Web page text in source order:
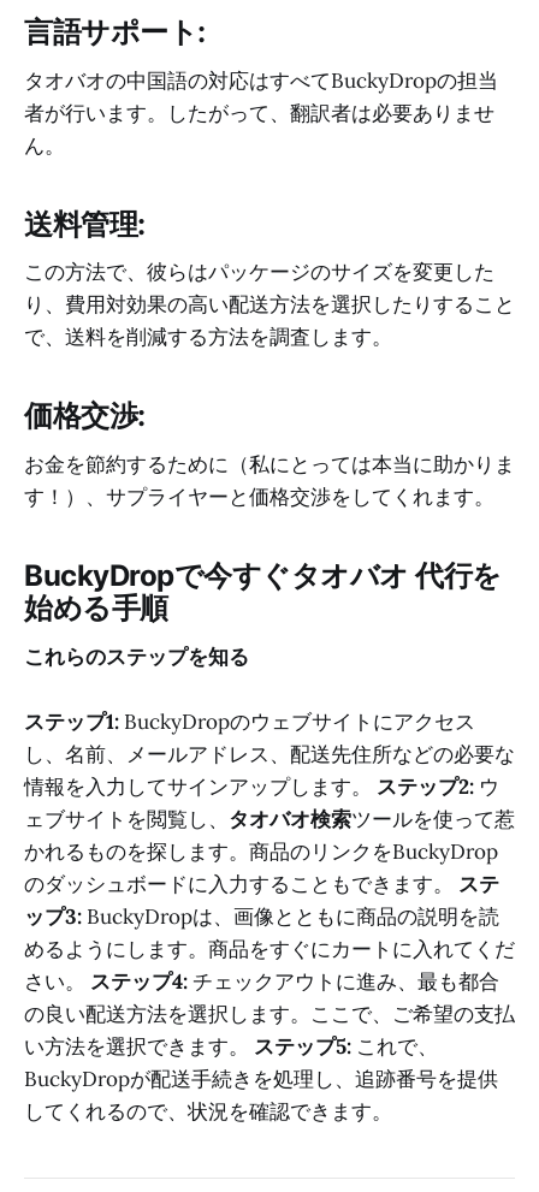
言語サポート:
タオバオの中国語の対応はすべてBuckyDropの担当
者が行います。したがって、翻訳者は必要ありませ
ん。
送料管理:
この方法で、彼らはパッケージのサイズを変更した
り、費用対効果の高い配送方法を選択したりすること
で、送料を削減する方法を調査します。
価格交渉:
お金を節約するために（私にとっては本当に助かりま
す！）、サプライヤーと価格交渉をしてくれます。
BuckyDropで今すぐタオバオ 代行を
始める手順
これらのステップを知る
ステップ1: BuckyDropのウェブサイトにアクセス
し、名前、メールアドレス、配送先住所などの必要な
情報を入力してサインアップします。 ステップ2: ウ
ェブサイトを閲覧し、 タオバオ検索ツールを使って惹
かれるものを探します。商品のリンクをBuckyDrop
のダッシュボードに入力することもできます。 ステ
ップ3: BuckyDropは、画像とともに商品の説明を読
めるようにします。商品をすぐにカートに入れてくだ
さい。 ステップ4: チェックアウトに進み、最も都合
の良い配送方法を選択します。ここで、ご希望の支払
い方法を選択できます。 ステップ5: これで、
BuckyDropが配送手続きを処理し、追跡番号を提供
してくれるので、状況を確認できます。